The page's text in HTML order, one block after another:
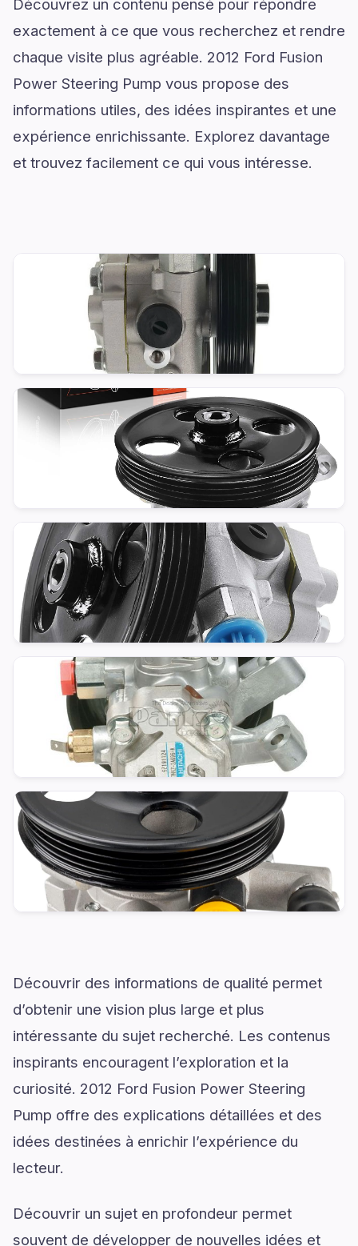
Découvrez un contenu pensé pour répondre
exactement à ce que vous recherchez et rendre
chaque visite plus agréable. 2012 Ford Fusion
Power Steering Pump vous propose des
informations utiles, des idées inspirantes et une
expérience enrichissante. Explorez davantage
et trouvez facilement ce qui vous intéresse.
Découvrir des informations de qualité permet
d’obtenir une vision plus large et plus
intéressante du sujet recherché. Les contenus
inspirants encouragent l’exploration et la
curiosité. 2012 Ford Fusion Power Steering
Pump offre des explications détaillées et des
idées destinées à enrichir l’expérience du
lecteur.
Découvrir un sujet en profondeur permet
souvent de développer de nouvelles idées et